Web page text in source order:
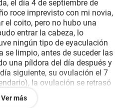
el día 4 de septiembre de
roce imprevisto con mi novia,
el coito, pero no hubo una
entrar la cabeza, lo
ningún tipo de eyaculación
se limpio, antes de suceder las
una píldora del día después y
siguiente, su ovulación el 7
la ovulación se retrasó
de haber ingerido la
de color café oscuro Y
Ver más